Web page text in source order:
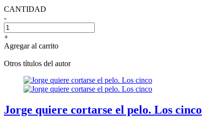
CANTIDAD
-
+
Agregar al carrito
Otros títulos del autor
Jorge quiere cortarse el pelo. Los cinco